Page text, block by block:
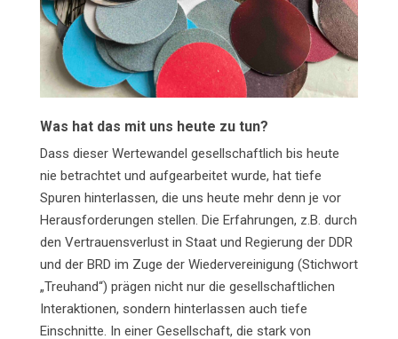
Was hat das mit uns heute zu tun?
Dass dieser Wertewandel gesellschaftlich bis heute
nie betrachtet und aufgearbeitet wurde, hat tiefe
Spuren hinterlassen, die uns heute mehr denn je vor
Herausforderungen stellen. Die Erfahrungen, z.B. durch
den Vertrauensverlust in Staat und Regierung der DDR
und der BRD im Zuge der Wiedervereinigung (Stichwort
„Treuhand“) prägen nicht nur die gesellschaftlichen
Interaktionen, sondern hinterlassen auch tiefe
Einschnitte. In einer Gesellschaft, die stark von